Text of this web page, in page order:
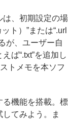
、初期設定の場
ト）”または“.url
が、ユーザー自
ば“.txt”を追加し
トメモを本ソフ
機能を搭載。標
てみよう。ま